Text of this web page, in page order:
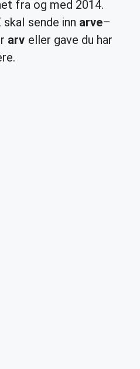
fra og med 2014.
sende inn arve–
arv eller gave du har